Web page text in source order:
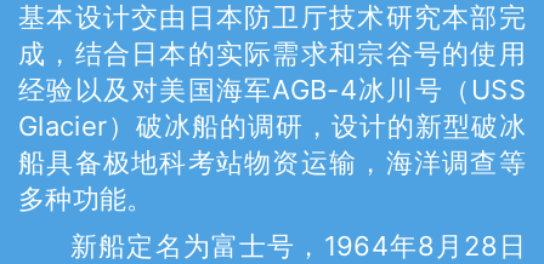
基本设计交由日本防卫厅技术研究本部完
成，结合日本的实际需求和宗谷号的使用
经验以及对美国海军AGB-4冰川号（USS
Glacier）破冰船的调研，设计的新型破冰
船具备极地科考站物资运输，海洋调查等
多种功能。
新船定名为富士号，1964年8月28日